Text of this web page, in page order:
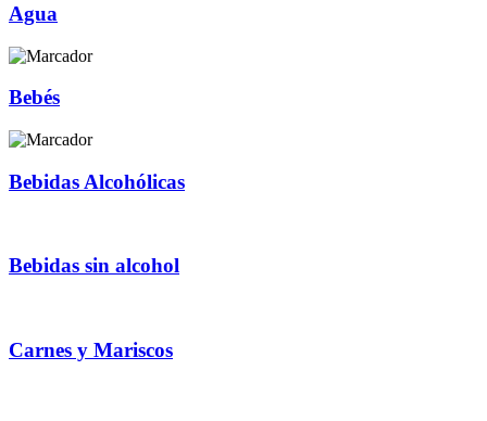
Agua
Bebés
Bebidas Alcohólicas
Bebidas sin alcohol
Carnes y Mariscos